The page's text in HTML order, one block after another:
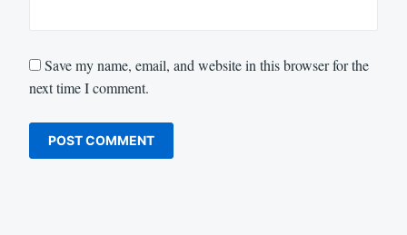
Save my name, email, and website in this browser for the
next time I comment.